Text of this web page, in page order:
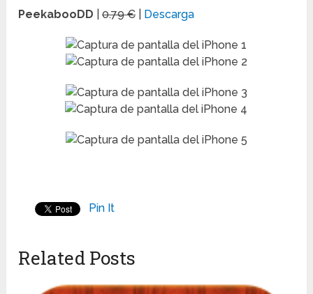
PeekabooDD |0.79 € Descarga
Pin It
Related Posts